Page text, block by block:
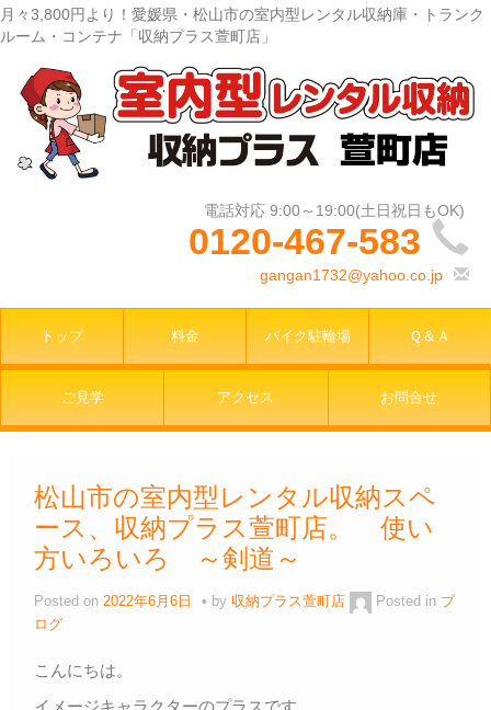
月々3,800円より！愛媛県・松山市の室内型レンタル収納庫・トランク
ルーム・コンテナ「収納プラス萱町店」
0120-467-583
gangan1732@yahoo.co.jp
トップ 料金 バイク駐輪場 Ｑ＆Ａ
ご見学 アクセス お問合せ
松山市の室内型レンタル収納スペ
ース、収納プラス萱町店。 使い
方いろいろ ～剣道～
Posted on 2022年6月6日 by 収納プラス萱町店 Posted in ブ
ログ
こんにちは。
イメージキャラクターのプラスです。